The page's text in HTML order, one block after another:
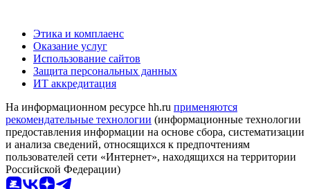
Этика и комплаенс
Оказание услуг
Использование сайтов
Защита персональных данных
ИТ аккредитация
На информационном ресурсе hh.ru применяются
рекомендательные технологии (информационные технологии
предоставления информации на основе сбора, систематизации
и анализа сведений, относящихся к предпочтениям
пользователей сети «Интернет», находящихся на территории
Российской Федерации)